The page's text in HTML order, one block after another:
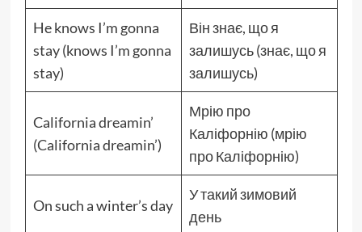
He knows I’m gonna
stay (knows I’m gonna
stay)
Він знає, що я
залишусь (знає, що я
залишусь)
California dreamin’
(California dreamin’)
Мрію про
Каліфорнію (мрію
про Каліфорнію)
On such a winter’s day
У такий зимовий
день